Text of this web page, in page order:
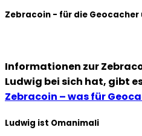
Zebracoin - für die
Informationen zur
Ludwig bei sich hat, gibt
Zebracoin – was für
Ludwig ist Omanimali